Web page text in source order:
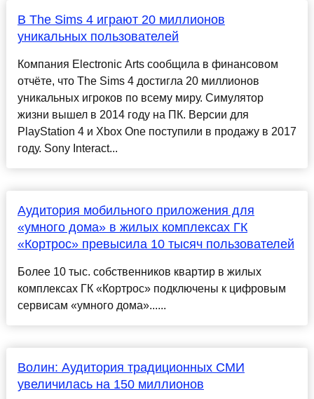
В The Sims 4 играют 20 миллионов
уникальных пользователей
Компания Electronic Arts сообщила в финансовом
отчёте, что The Sims 4 достигла 20 миллионов
уникальных игроков по всему миру. Симулятор
жизни вышел в 2014 году на ПК. Версии для
PlayStation 4 и Xbox One поступили в продажу в 2017
году. Sony Interact...
Аудитория мобильного приложения для
«умного дома» в жилых комплексах ГК
«Кортрос» превысила 10 тысяч пользователей
Более 10 тыс. собственников квартир в жилых
комплексах ГК «Кортрос» подключены к цифровым
сервисам «умного дома»......
Волин: Аудитория традиционных СМИ
увеличилась на 150 миллионов